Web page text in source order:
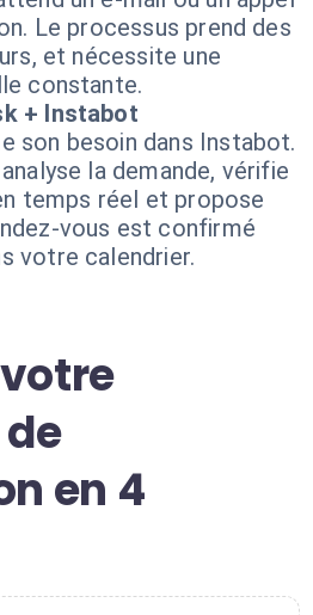
Le processus prend des
et nécessite une
constante.
+ Instabot
son besoin dans Instabot.
la demande, vérifie
temps réel et propose
vous est confirmé
votre calendrier.
en 4